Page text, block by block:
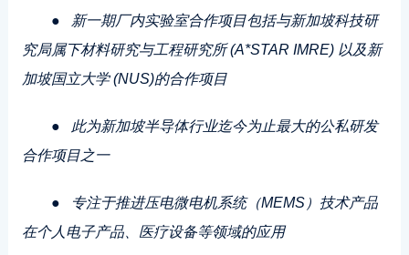
●
新一期厂内实验室合作项目包括与新加坡科技研
究局属下材料研究与工程研究所 (A*STAR IMRE) 以及新
加坡国立大学 (NUS)的合作项目
● 此为新加坡半导体行业迄今为止最大的公私研发
合作项目之一
●
专注于推进压电微电机系统（MEMS）技术产品
在个人电子产品、医疗设备等领域的应用